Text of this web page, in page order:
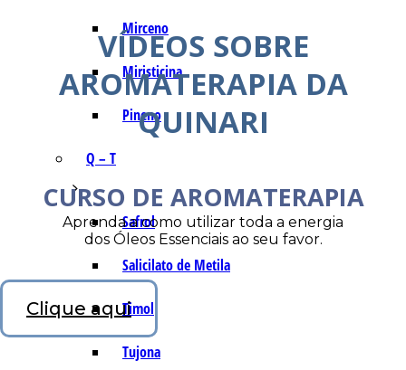
Mirceno
Miristicina
Pineno
Q – T
Safrol
Salicilato de Metila
Timol
Tujona
VÍDEOS SOBRE
AROMATERAPIA DA
QUINARI
CURSO DE AROMATERAPIA
Aprenda a como utilizar toda a energia
dos Óleos Essenciais ao seu favor.
Clique aqui